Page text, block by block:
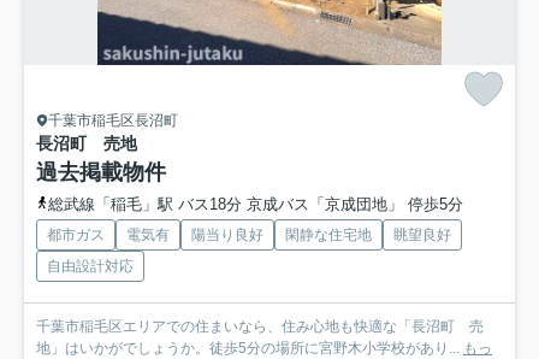
千葉市稲毛区長沼町
長沼町 売地
過去掲載物件
総武線「稲毛」駅 バス18分 京成バス「京成団地」 停歩5分
都市ガス 電気有 陽当り良好 閑静な住宅地
眺望良好
自由設計対応
千葉市稲毛区エリアでの住まいなら、住み心地も快適な「長沼町 売
地」はいかがでしょうか。徒歩5分の場所に宮野木小学校があり... もっ